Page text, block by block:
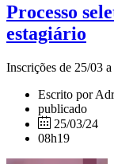
Processo
estagiário
Inscrições de 25/03
Escrito por
publicado
25/03/24
08h19